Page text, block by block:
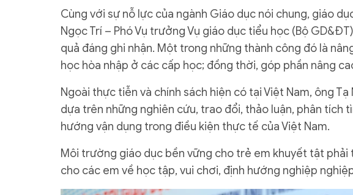
Cùng với sự nỗ lực của ngành Giáo dục nói chung, giáo
Ngọc Trí – Phó Vụ trưởng Vụ giáo dục tiểu học (Bộ
quả đáng ghi nhận. Một trong những thành công đó là
học hòa nhập ở các cấp học; đồng thời, góp phần nâng
Ngoài thực tiễn và chính sách hiện có tại Việt Nam, ông
dựa trên những nghiên cứu, trao đổi, thảo luận, phân tích
hướng vận dụng trong điều kiện thực tế của Việt Nam.
Môi trường giáo dục bền vững cho trẻ em khuyết tật
cho các em về học tập, vui chơi, định hướng nghiệp